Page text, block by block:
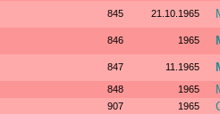
845 21.10.1965
846 1965
847 11.1965
848 1965
907 1965